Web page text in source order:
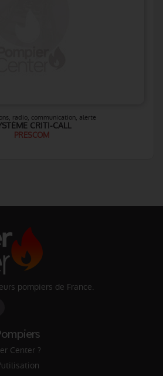
radio, communication, alerte
CRITI-CALL
PRESCOM
pompiers de France.
Center ?